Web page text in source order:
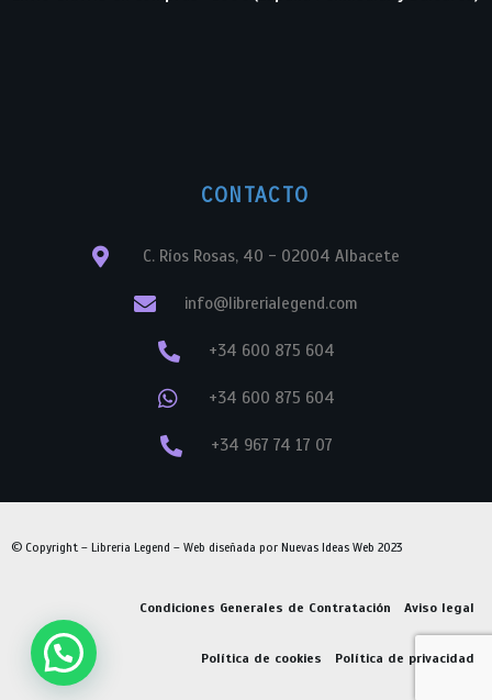
CONTACTO
C. Ríos Rosas, 40 - 02004 Albacete
info@librerialegend.com
+34 600 875 604
+34 600 875 604
+34 967 74 17 07
© Copyright – Libreria Legend – Web diseñada por Nuevas Ideas Web 2023
Condiciones Generales de Contratación Aviso legal
Política de cookies Política de privacidad